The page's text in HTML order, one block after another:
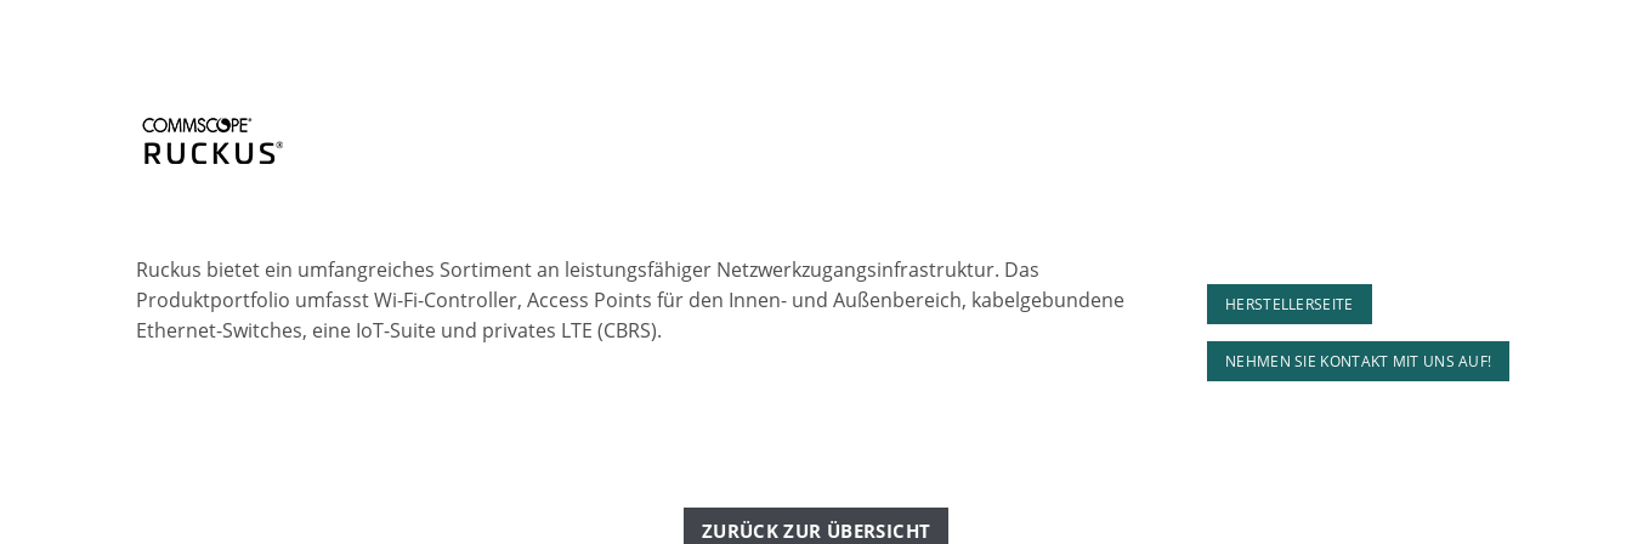
Ruckus bietet ein umfangreiches Sortiment an leistungsfähiger Netzwerkzugangsinfrastruktur. Das
Produktportfolio umfasst Wi-Fi-Controller, Access Points für den Innen- und Außenbereich, kabelgebundene
Ethernet-Switches, eine IoT-Suite und privates LTE (CBRS).
HERSTELLERSEITE
NEHMEN SIE KONTAKT MIT UNS AUF!
ZURÜCK ZUR ÜBERSICHT